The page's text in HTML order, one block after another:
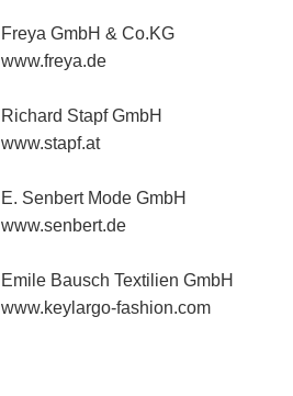
Freya GmbH & Co.KG
www.freya.de
Richard Stapf GmbH
www.stapf.at
E. Senbert Mode GmbH
www.senbert.de
Emile Bausch Textilien GmbH
www.keylargo-fashion.com